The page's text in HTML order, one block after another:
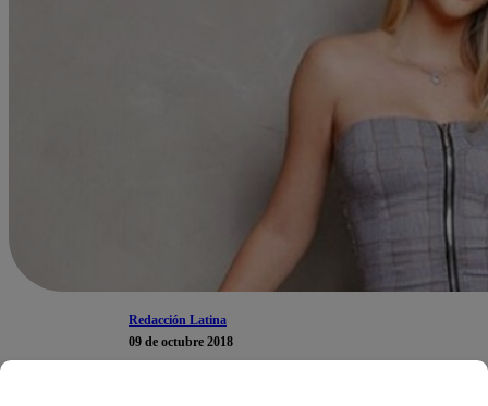
Redacción Latina
09 de octubre 2018